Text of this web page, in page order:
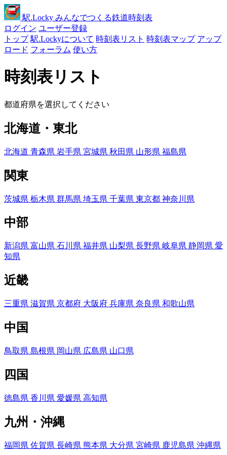
駅.Locky みんなでつくる鉄道時刻表
ログイン ユーザー登録
トップ 駅.Lockyについて 時刻表リスト 時刻表マップ アップ
ロード フォーラム 使い方
時刻表リスト
都道府県を選択してください
北海道・東北
北海道 青森県 岩手県 宮城県 秋田県 山形県 福島県
関東
茨城県 栃木県 群馬県 埼玉県 千葉県 東京都 神奈川県
中部
新潟県 富山県 石川県 福井県 山梨県 長野県 岐阜県 静岡県 愛
知県
近畿
三重県 滋賀県 京都府 大阪府 兵庫県 奈良県 和歌山県
中国
鳥取県 島根県 岡山県 広島県 山口県
四国
徳島県 香川県 愛媛県 高知県
九州・沖縄
福岡県 佐賀県 長崎県 熊本県 大分県 宮崎県 鹿児島県 沖縄県